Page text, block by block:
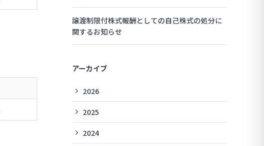
譲渡制限付株式報酬としての自己株式の処分に
関するお知らせ
アーカイブ
2026
2025
2024